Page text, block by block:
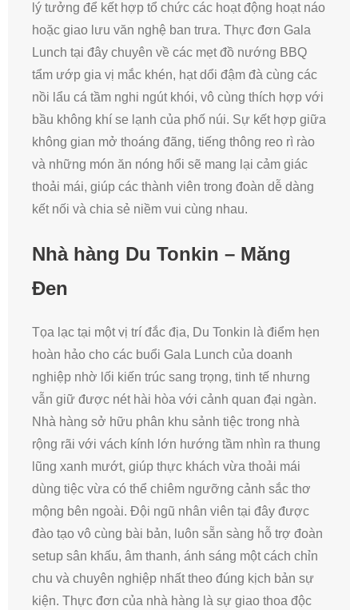
lý tưởng để kết hợp tổ chức các hoạt động hoạt náo
hoặc giao lưu văn nghệ ban trưa. Thực đơn Gala
Lunch tại đây chuyên về các mẹt đồ nướng BBQ
tẩm ướp gia vị mắc khén, hạt dổi đậm đà cùng các
nồi lẩu cá tầm nghi ngút khói, vô cùng thích hợp với
bầu không khí se lạnh của phố núi. Sự kết hợp giữa
không gian mở thoáng đãng, tiếng thông reo rì rào
và những món ăn nóng hổi sẽ mang lại cảm giác
thoải mái, giúp các thành viên trong đoàn dễ dàng
kết nối và chia sẻ niềm vui cùng nhau.
Nhà hàng Du Tonkin – Măng
Đen
Tọa lạc tại một vị trí đắc địa, Du Tonkin là điểm hẹn
hoàn hảo cho các buổi Gala Lunch của doanh
nghiệp nhờ lối kiến trúc sang trọng, tinh tế nhưng
vẫn giữ được nét hài hòa với cảnh quan đại ngàn.
Nhà hàng sở hữu phân khu sảnh tiệc trong nhà
rộng rãi với vách kính lớn hướng tầm nhìn ra thung
lũng xanh mướt, giúp thực khách vừa thoải mái
dùng tiệc vừa có thể chiêm ngưỡng cảnh sắc thơ
mộng bên ngoài. Đội ngũ nhân viên tại đây được
đào tạo vô cùng bài bản, luôn sẵn sàng hỗ trợ đoàn
setup sân khấu, âm thanh, ánh sáng một cách chỉn
chu và chuyên nghiệp nhất theo đúng kịch bản sự
kiện. Thực đơn của nhà hàng là sự giao thoa độc